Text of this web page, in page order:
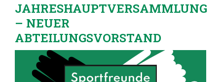
JAHRESHAUPTVERSAMMLUNG
– NEUER
ABTEILUNGSVORSTAND